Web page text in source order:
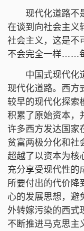
现代化道路不是
在谈到向社会主义
社会主义，这是不
不会完全一样……
中国式现代化道
现代化道路。西方
较早的现代化探索
积累了原始资本，
许多西方发达国家
贫富两极分化和社
超越了以资本为核
充分享受现代性的
所要付出的代价降
心的发展思想，避
外转嫁污染的西式
不断推进马克思主